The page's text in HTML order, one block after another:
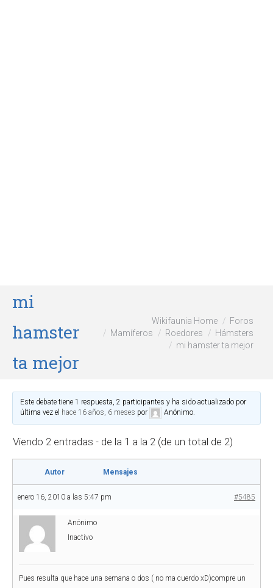
mi
hamster
ta mejor
Wikifaunia Home
Foros
Mamíferos
Roedores
Hámsters
mi hamster ta mejor
Este debate tiene 1 respuesta, 2 participantes y ha sido actualizado por
última vez el hace 16 años, 6 meses por Anónimo.
Viendo 2 entradas - de la 1 a la 2 (de un total de 2)
Autor Mensajes
enero 16, 2010 a las 5:47 pm #5485
Anónimo
Inactivo
Pues resulta que hace una semana o dos ( no ma cuerdo xD)compre un